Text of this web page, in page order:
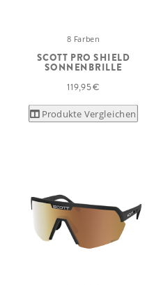
8 Farben
SCOTT PRO SHIELD
SONNENBRILLE
119,95 €
Produkte Vergleichen